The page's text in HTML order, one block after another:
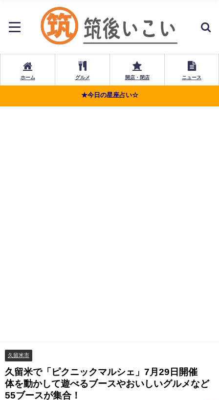
ホーム グルメ 開店・閉店 ニュース
★今日の星座占い☆
久留米市
久留米で「ピクニックマルシェ」7月29日開催
体を動かして遊べるブース⁡やおいしいグルメなど
55ブースが集合！